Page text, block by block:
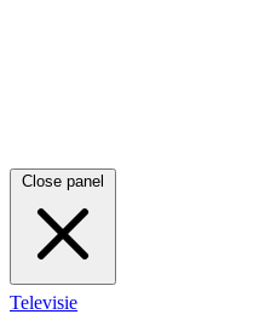
Close panel
Televisie